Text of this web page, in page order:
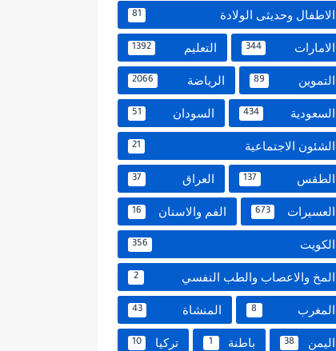
الاطفال وحديثى الولادة 81
الامارات 344 التعليم 1392
التموين 89 الرياضة 2066
السعودية 434 السودان 51
الشئون الاجتماعية 21
الطقس 137 العراق 37
العسيرات 673 الفم والاسنان 16
الكويت 356
المخ والاعصاب والطب النفسي 2
المغرب 8 المنشاة 43
اليمن 38 باطنة 1 تركيا 10